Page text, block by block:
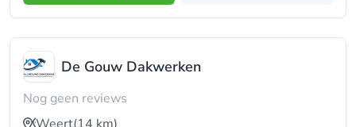
De Gouw Dakwerken
Nog geen reviews